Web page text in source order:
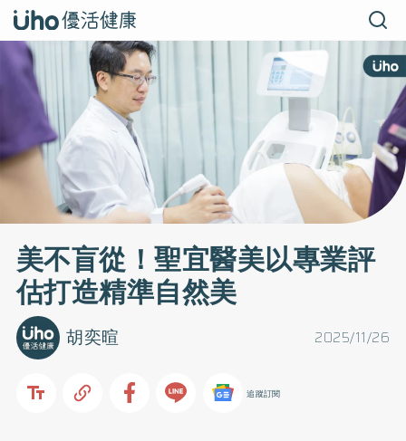
美不盲從！聖宜醫美以專業評
估打造精準自然美
2025/11/26
胡奕暄
追蹤訂閱